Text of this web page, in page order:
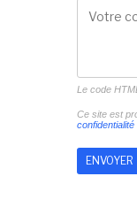
Le code
Ce site est
confidentialité